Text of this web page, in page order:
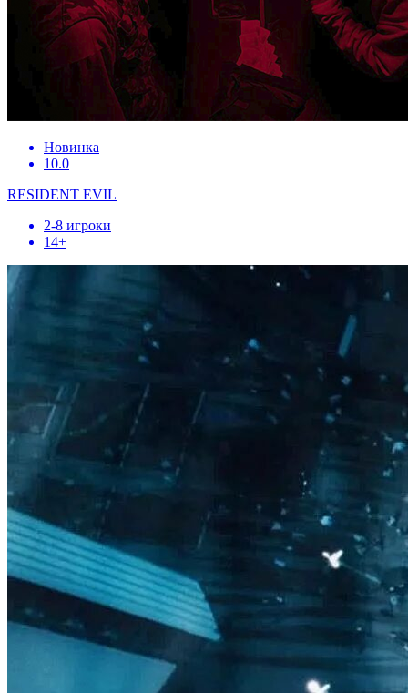
Новинка
10.0
RESIDENT EVIL
2-8 игроки
14+